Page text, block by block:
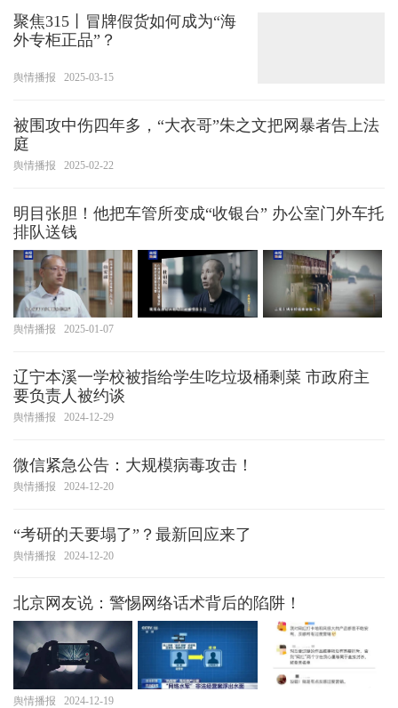
聚焦315丨冒牌假货如何成为“海
外专柜正品”？
舆情播报 2025-03-15
被围攻中伤四年多，“大衣哥”朱之文把网暴者告上法
庭
舆情播报 2025-02-22
明目张胆！他把车管所变成“收银台” 办公室门外车托
排队送钱
舆情播报 2025-01-07
辽宁本溪一学校被指给学生吃垃圾桶剩菜 市政府主
要负责人被约谈
舆情播报 2024-12-29
微信紧急公告：大规模病毒攻击！
舆情播报 2024-12-20
“考研的天要塌了”？最新回应来了
舆情播报 2024-12-20
北京网友说：警惕网络话术背后的陷阱！
舆情播报 2024-12-19